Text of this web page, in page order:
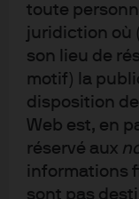
toute
juridiction où
son lieu de
motif) la
disposition
Web est, en
réservé aux
informations
sont pas
Les
Les investisseurs
allocations en
principalement
vers la